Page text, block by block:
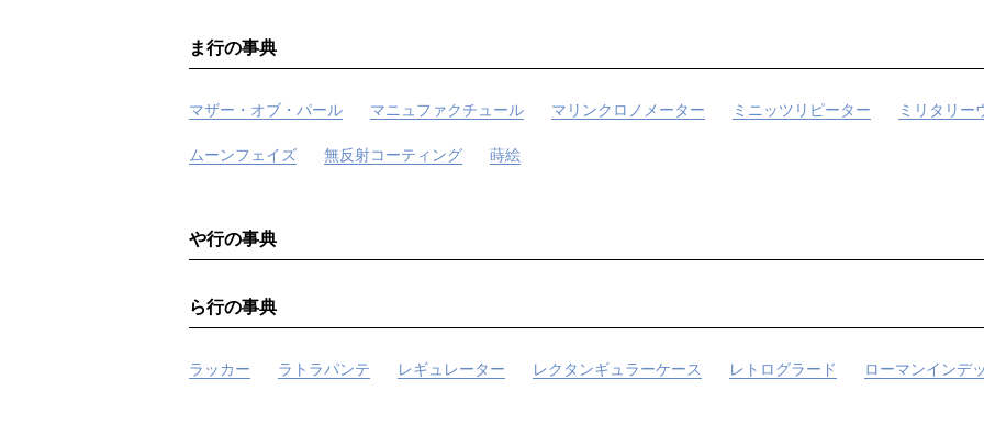
ま行の事典
マザー・オブ・パール マニュファクチュール マリンクロノメーター ミニッツリピーター ミリタリー
ムーンフェイズ 無反射コーティング 蒔絵
や行の事典
ら行の事典
ラッカー ラトラパンテ レギュレーター レクタンギュラーケース レトログラード ローマンインデ